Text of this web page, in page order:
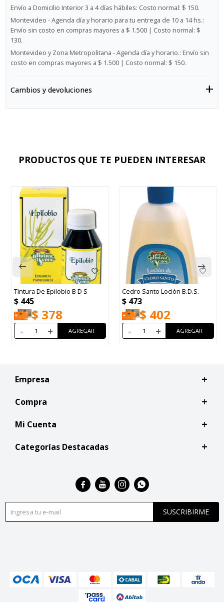
Envío a Domicilio Interior 3 a 4 días hábiles: Costo normal: $ 150.
Montevideo - Agenda día y horario para tu entrega de 10 a 14 hs.:
Envío sin costo en compras mayores a $ 1.500 | Costo normal: $
130.
Montevideo y Zona Metropolitana - Agenda día y horario.: Envío sin
costo en compras mayores a $ 1.500 | Costo normal: $ 150.
Cambios y devoluciones
PRODUCTOS QUE TE PUEDEN INTERESAR
Tintura De Epilobio B D S
$ 445
$ 378
- +
Cedro Santo Loción B.D.S.
$ 473
$ 402
- +
Empresa
Compra
Mi Cuenta
Categorías Destacadas
SUSCRIBIRME
   